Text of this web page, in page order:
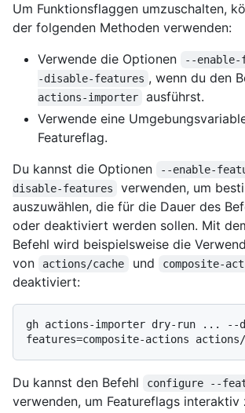
Um Funktionsflaggen umzuschalten,
der folgenden Methoden verwenden:
Verwende die Optionen
--enable-
-disable-features , wenn du den
actions-importer
ausführst.
Verwende eine
Featureflag.
Du kannst die Optionen
--enable-
disable-features
verwenden, um
auszuwählen, die für die Dauer des
oder deaktiviert werden sollen. Mit
Befehl wird beispielsweise die
von
actions/cache und composite-
deaktiviert:
gh actions-importer dry-run ... --
Du kannst den Befehl configure --
verwenden, um Featureflags interaktiv